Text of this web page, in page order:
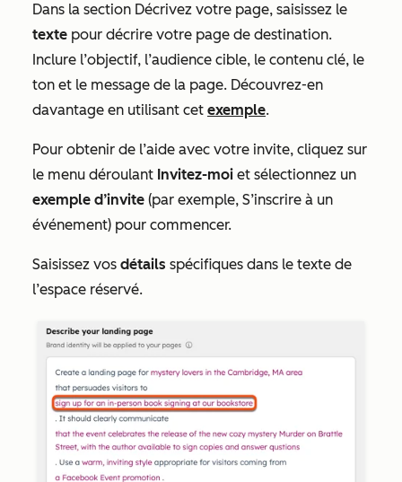
Dans la section Décrivez votre page, saisissez le
texte pour décrire votre page de destination.
Inclure l’objectif, l’audience cible, le contenu clé, le
ton et le message de la page. Découvrez-en
davantage en utilisant cet exemple.
Pour obtenir de l’aide avec votre invite, cliquez sur
le menu déroulant Invitez-moi et sélectionnez un
exemple d’invite (par exemple, S’inscrire à un
événement) pour commencer.
Saisissez vos détails spécifiques dans le texte de
l’espace réservé.